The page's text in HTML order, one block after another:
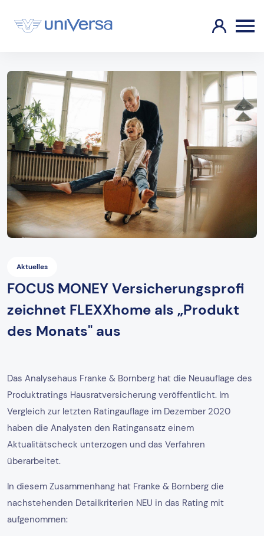
Aktuelles
FOCUS MONEY Versicherungsprofi
zeichnet FLEXXhome als „Produkt
des Monats" aus
Das Analysehaus Franke & Bornberg hat die Neuauflage des
Produktratings Hausratversicherung veröffentlicht. Im
Vergleich zur letzten Ratingauflage im Dezember 2020
haben die Analysten den Ratingansatz einem
Aktualitätscheck unterzogen und das Verfahren
überarbeitet.
In diesem Zusammenhang hat Franke & Bornberg die
nachstehenden Detailkriterien NEU in das Rating mit
aufgenommen: